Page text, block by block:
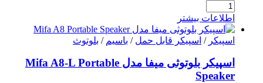
اطلاعات بیشتر
اسپیکر / اسپیکر قابل حمل / باسیم / بلوتوث
اسپیکر بلوتوثی میفا مدل Mifa A8-L Portable
Speaker